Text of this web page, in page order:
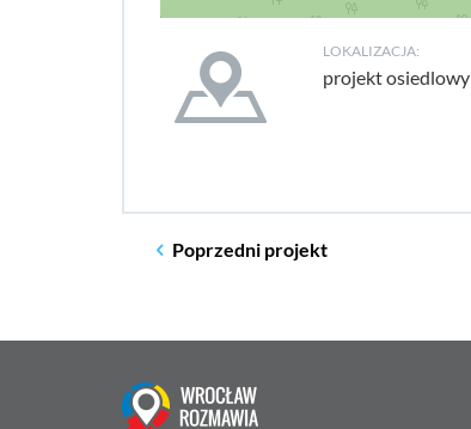
LOKALIZACJA:
projekt osiedlowy
Poprzedni projekt